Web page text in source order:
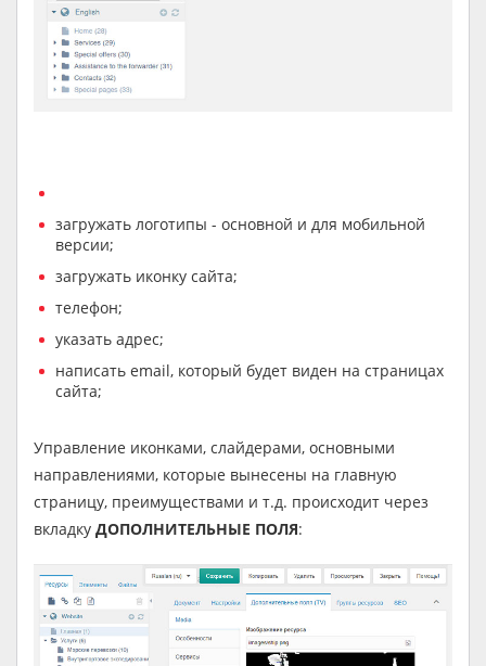
загружать логотипы - основной и для мобильной
версии;
загружать иконку сайта;
телефон;
указать адрес;
написать email, который будет виден на страницах
сайта;
Управление иконками, слайдерами, основными
направлениями, которые вынесены на главную
страницу, преимуществами и т.д. происходит через
вкладку ДОПОЛНИТЕЛЬНЫЕ ПОЛЯ: